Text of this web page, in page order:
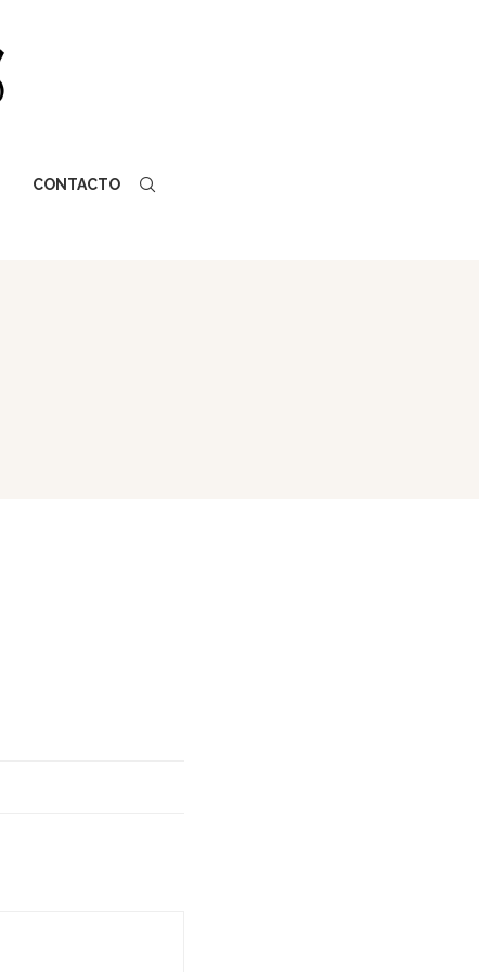
CONTACTO